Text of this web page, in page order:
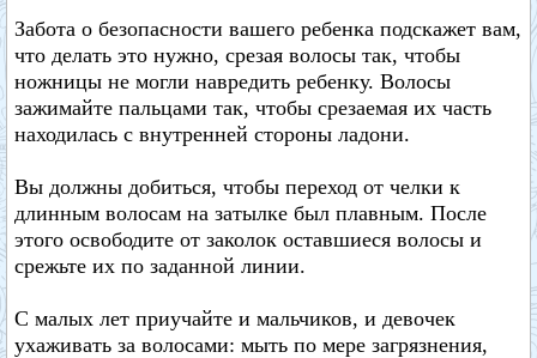
Забота о безопасности вашего ребенка подскажет вам,
что делать это нужно, срезая волосы так, чтобы
ножницы не могли навредить ребенку. Волосы
зажимайте пальцами так, чтобы срезаемая их часть
находилась с внутренней стороны ладони.
Вы должны добиться, чтобы переход от челки к
длинным волосам на затылке был плавным. После
этого освободите от заколок оставшиеся волосы и
срежьте их по заданной линии.
С малых лет приучайте и мальчиков, и девочек
ухаживать за волосами: мыть по мере загрязнения,